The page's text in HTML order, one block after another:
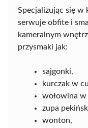
Specjalizując się w
serwuje obfite i
kameralnym
przysmaki jak:
sajgonki,
kurczak w
wołowina w
zupa
wonton,